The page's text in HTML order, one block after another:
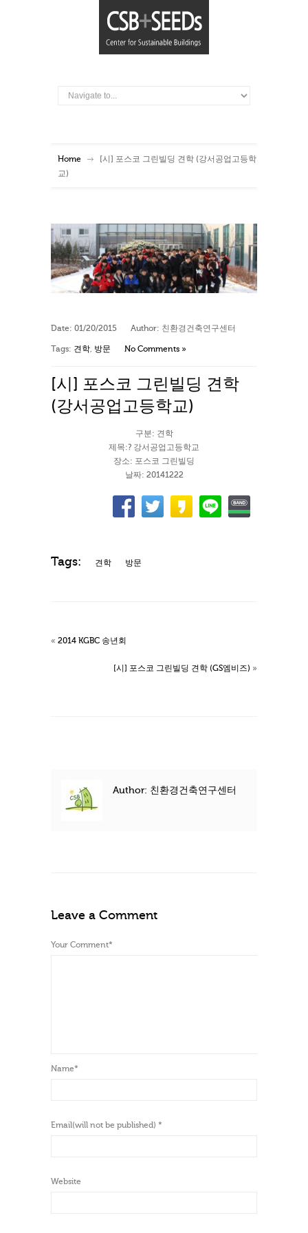
Home
[시] 포스코 그린빌딩 견학 (강서공업고등학
교)
Date: 01/20/2015 Author: 친환경건축연구센터
Tags: 견학 방문 No Comments »
[시] 포스코 그린빌딩 견학
(강서공업고등학교)
구분: 견학
제목:? 강서공업고등학교
장소: 포스코 그린빌딩
날짜: 20141222
Tags: 견학 방문
« 2014 KGBC 송년회
[시] 포스코 그린빌딩 견학 (GS엠비즈) »
Author: 친환경건축연구센터
Leave a Comment
Your Comment*
Name*
Email(will not be published) *
Website